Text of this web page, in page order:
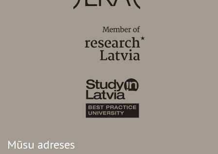
Mūsu adreses